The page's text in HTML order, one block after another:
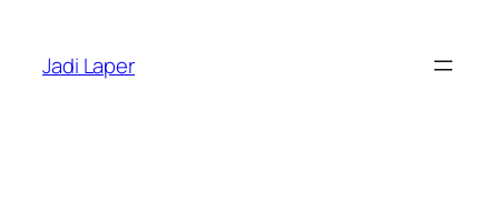
content
Jadi Laper